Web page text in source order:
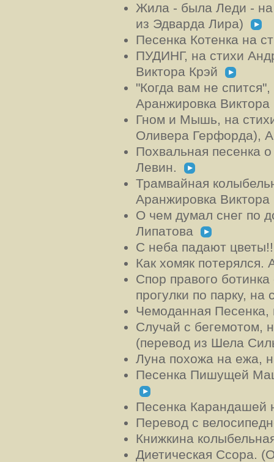
Жила - была Леди - на
из Эдвардa Лирa)
Песенка Котенка на
ПУДИНГ, на стихи
Виктора Крэй
"Когда вам не
Аранжировка
Гном и Мышь, на
Оливера Герфорда),
Похвальная песенка
Левин.
Трамвайная
Аранжировка
О чем думал снег по
Липатова
С неба падают
Как хомяк
Спор правого
прогулки по парку,
Чемоданная
Случай с бегемотом,
(перевод из Шела
Луна похожа на ежа,
Песенка Пишущей
Песенка Карандашей
Перевод с
Книжкина
Диетическая Ссора.